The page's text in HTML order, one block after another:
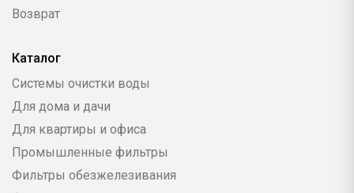
Возврат
Каталог
Системы очистки воды
Для дома и дачи
Для квартиры и офиса
Промышленные фильтры
Фильтры обезжелезивания